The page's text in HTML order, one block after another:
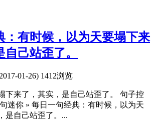
：有时候，以为天要塌下来
己站歪了。
01-26) 1412浏览
下来了，其实，是自己站歪了。 句子控
迷你 » 每日一句经典：有时候，以为天
是自己站歪了。...